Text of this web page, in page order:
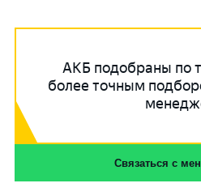
АКБ подобраны по
более точным
Связаться с